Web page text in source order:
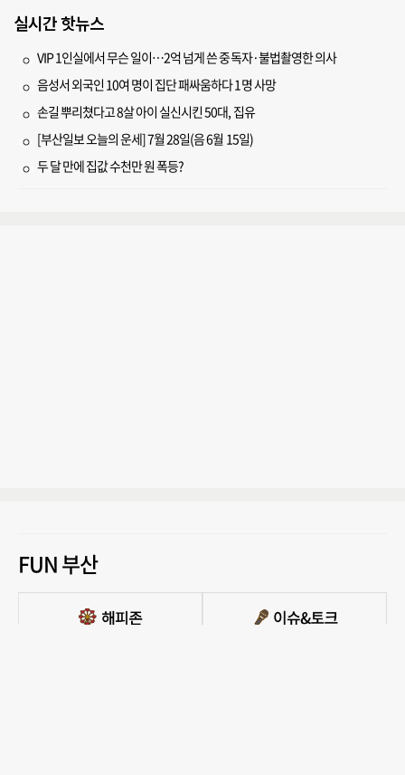
실시간 핫뉴스
VIP 1인실에서 무슨 일이…2억 넘게 쓴 중독자·불법촬영한 의사
음성서 외국인 10여 명이 집단 패싸움하다 1명 사망
손길 뿌리쳤다고 8살 아이 실신시킨 50대, 집유
[부산일보 오늘의 운세] 7월 28일(음 6월 15일)
두 달 만에 집값 수천만 원 폭등?
FUN 부산